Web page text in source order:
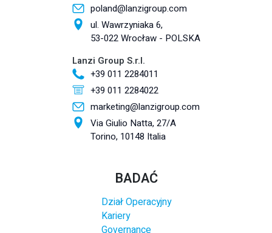
poland@lanzigroup.com
ul. Wawrzyniaka 6,
53-022 Wrocław - POLSKA
Lanzi Group S.r.l.
+39 011 2284011
+39 011 2284022
marketing@lanzigroup.com
Via Giulio Natta, 27/A
Torino, 10148 Italia
BADAĆ
Dział Operacyjny
Kariery